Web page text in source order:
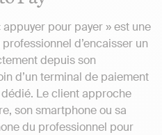
appuyer pour payer » est une
d’encaisser un
depuis son
d’un terminal de paiement
Le client approche
son smartphone ou sa
du professionnel pour